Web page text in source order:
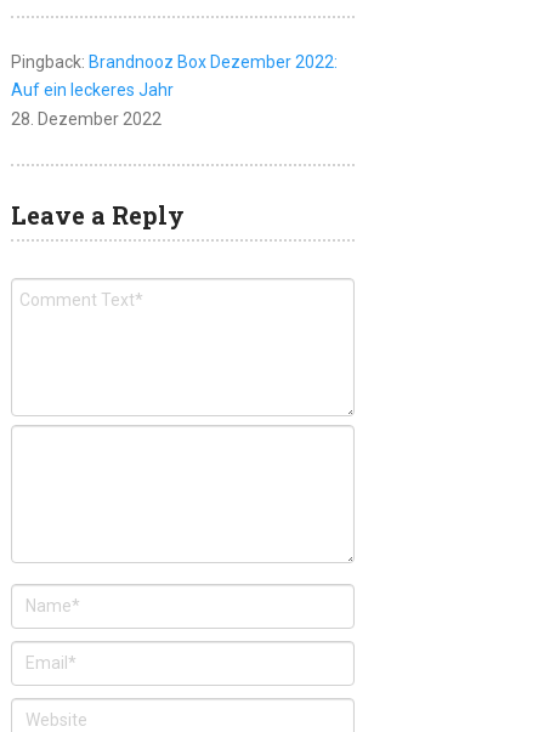
Pingback: Brandnooz Box Dezember 2022:
Auf ein leckeres Jahr
28. Dezember 2022
Leave a Reply